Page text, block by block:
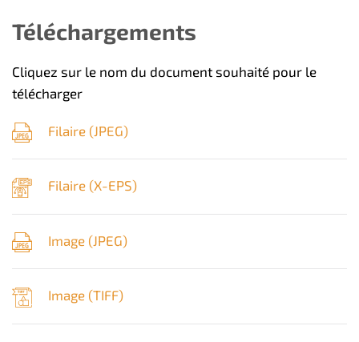
Téléchargements
Cliquez sur le nom du document souhaité pour le
télécharger
Filaire (JPEG)
Filaire (X-EPS)
Image (JPEG)
Image (TIFF)